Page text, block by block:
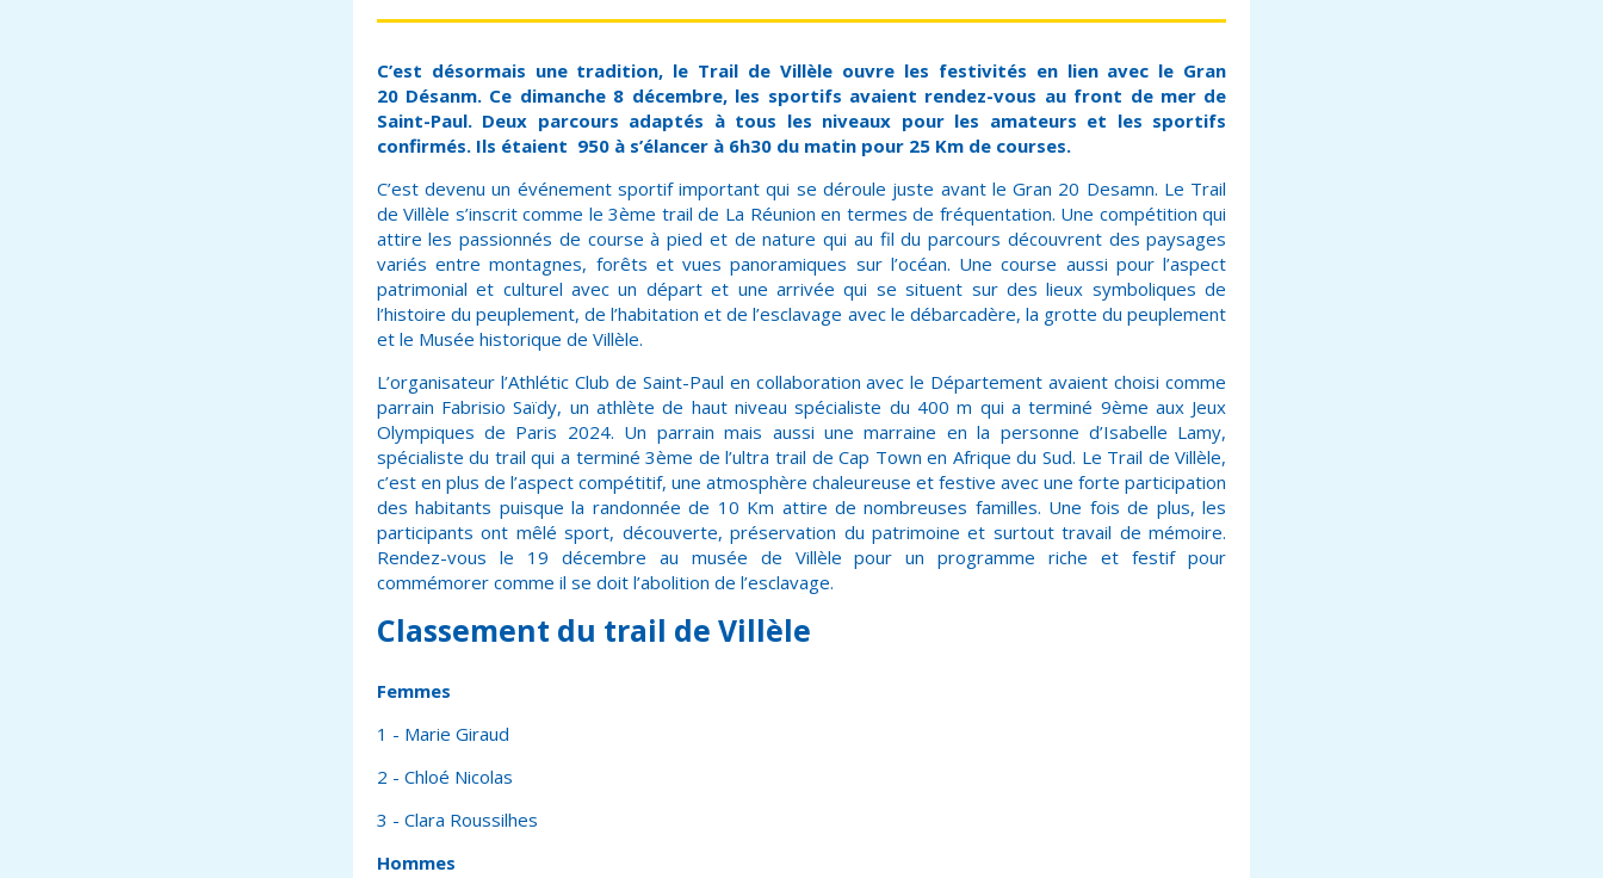
C’est désormais une tradition, le Trail de Villèle ouvre les festivités en lien avec le Gran
20 Désanm. Ce dimanche 8 décembre, les sportifs avaient rendez-vous au front de mer de
Saint-Paul. Deux parcours adaptés à tous les niveaux pour les amateurs et les sportifs
confirmés. Ils étaient 950 à s’élancer à 6h30 du matin pour 25 Km de courses.
C’est devenu un événement sportif important qui se déroule juste avant le Gran 20 Desamn. Le Trail
de Villèle s’inscrit comme le 3ème trail de La Réunion en termes de fréquentation. Une compétition qui
attire les passionnés de course à pied et de nature qui au fil du parcours découvrent des paysages
variés entre montagnes, forêts et vues panoramiques sur l’océan. Une course aussi pour l’aspect
patrimonial et culturel avec un départ et une arrivée qui se situent sur des lieux symboliques de
l’histoire du peuplement, de l’habitation et de l’esclavage avec le débarcadère, la grotte du peuplement
et le Musée historique de Villèle.
L’organisateur l’Athlétic Club de Saint-Paul en collaboration avec le Département avaient choisi comme
parrain Fabrisio Saïdy, un athlète de haut niveau spécialiste du 400 m qui a terminé 9ème aux Jeux
Olympiques de Paris 2024. Un parrain mais aussi une marraine en la personne d’Isabelle Lamy,
spécialiste du trail qui a terminé 3ème de l’ultra trail de Cap Town en Afrique du Sud. Le Trail de Villèle,
c’est en plus de l’aspect compétitif, une atmosphère chaleureuse et festive avec une forte participation
des habitants puisque la randonnée de 10 Km attire de nombreuses familles. Une fois de plus, les
participants ont mêlé sport, découverte, préservation du patrimoine et surtout travail de mémoire.
Rendez-vous le 19 décembre au musée de Villèle pour un programme riche et festif pour
commémorer comme il se doit l’abolition de l’esclavage.
Classement du trail de Villèle
Femmes
1 - Marie Giraud
2 - Chloé Nicolas
3 - Clara Roussilhes
Hommes